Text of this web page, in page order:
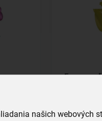
našich webových
Forma na
3,59 €